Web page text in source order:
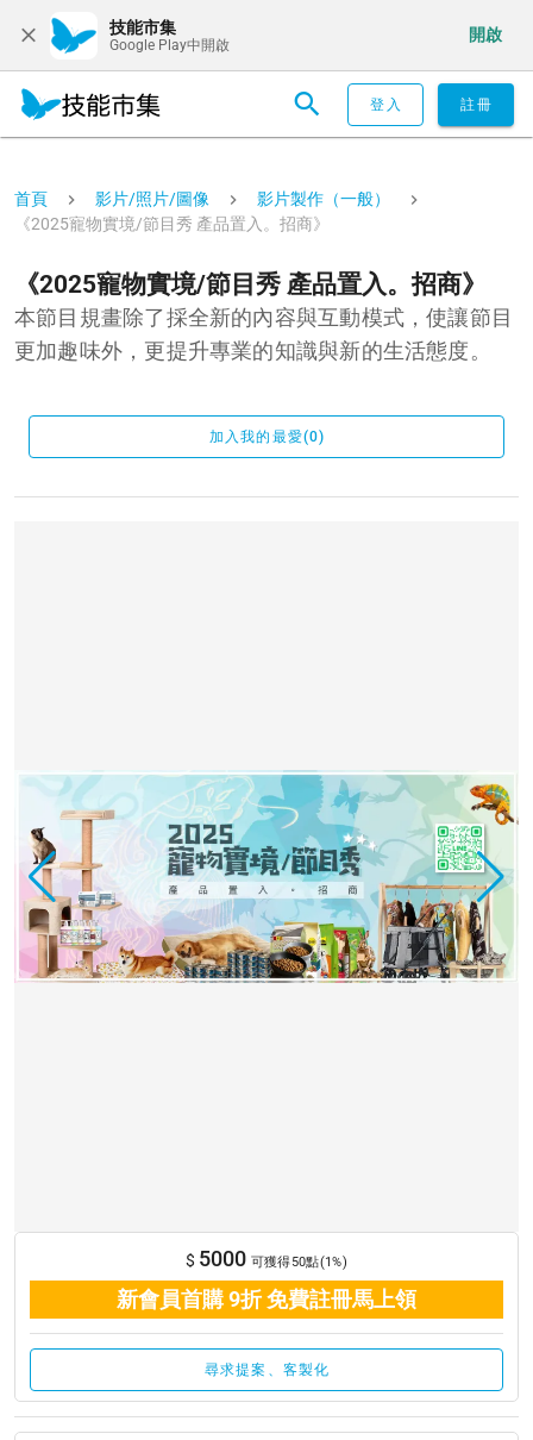
技能市集
Google Play中開啟
開啟
登入 註冊
首頁 影片/照片/圖像
影片製作（一般）
《2025寵物實境/節目秀 產品置入。招商》
《2025寵物實境/節目秀 產品置入。招商》
本節目規畫除了採全新的內容與互動模式，使讓節目
更加趣味外，更提升專業的知識與新的生活態度。
加入我的最愛(0)
$ 5000 可獲得50點(1%)
新會員首購 9折 免費註冊馬上領
尋求提案、客製化